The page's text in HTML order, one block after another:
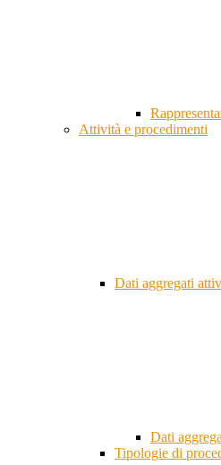
Attività e procedimenti
Dati aggregati
Dati
Tipologie di